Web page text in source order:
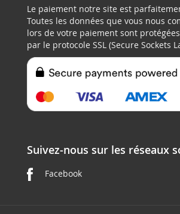
Le paiement notre site est
Toutes les données que vous nous
lors de votre paiement sont
par le protocole SSL (Secure Sockets
Suivez-nous sur les réseaux
Facebook